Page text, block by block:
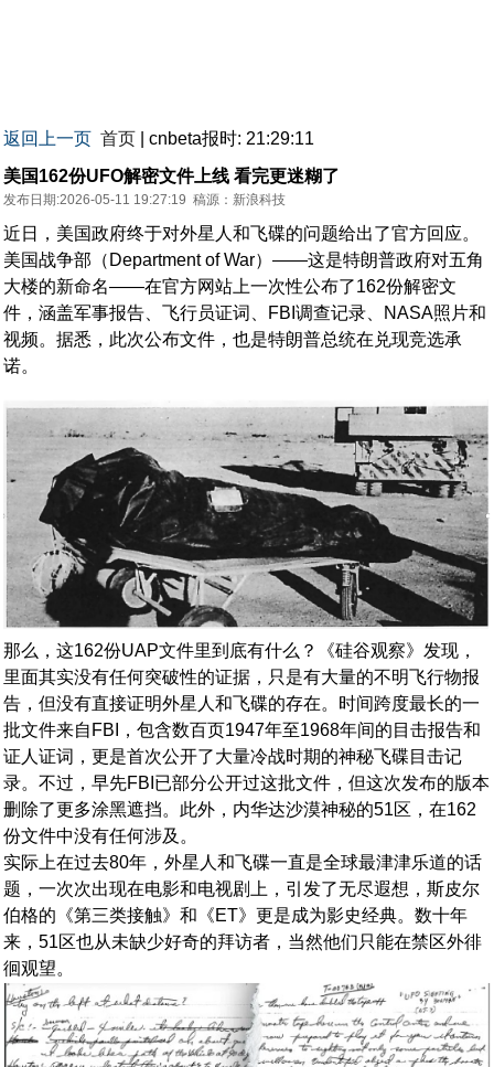
返回上一页 首页 | cnbeta报时: 21:29:11
美国162份UFO解密文件上线 看完更迷糊了
发布日期:2026-05-11 19:27:19 稿源： 新浪科技
近日，美国政府终于对外星人和飞碟的问题给出了官方回应。
美国战争部（Department of War）——这是特朗普政府对五角
大楼的新命名——在官方网站上一次性公布了162份解密文
件，涵盖军事报告、飞行员证词、FBI调查记录、NASA照片和
视频。据悉，此次公布文件，也是特朗普总统在兑现竞选承
诺。
那么，这162份UAP文件里到底有什么？《硅谷观察》发现，
里面其实没有任何突破性的证据，只是有大量的不明飞行物报
告，但没有直接证明外星人和飞碟的存在。时间跨度最长的一
批文件来自FBI，包含数百页1947年至1968年间的目击报告和
证人证词，更是首次公开了大量冷战时期的神秘飞碟目击记
录。不过，早先FBI已部分公开过这批文件，但这次发布的版本
删除了更多涂黑遮挡。此外，内华达沙漠神秘的51区，在162
份文件中没有任何涉及。
实际上在过去80年，外星人和飞碟一直是全球最津津乐道的话
题，一次次出现在电影和电视剧上，引发了无尽遐想，斯皮尔
伯格的《第三类接触》和《ET》更是成为影史经典。数十年
来，51区也从未缺少好奇的拜访者，当然他们只能在禁区外徘
徊观望。